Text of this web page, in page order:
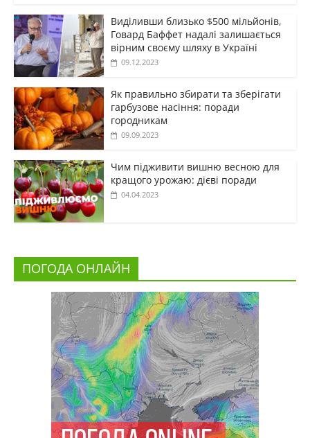
Виділивши близько $500 мільйонів,
Говард Баффет надалі залишається
вірним своєму шляху в Україні
09.12.2023
Як правильно збирати та зберігати
гарбузове насіння: поради
городникам
09.09.2023
Чим підживити вишню весною для
кращого урожаю: дієві поради
04.04.2023
ПОГОДА ОНЛАЙН